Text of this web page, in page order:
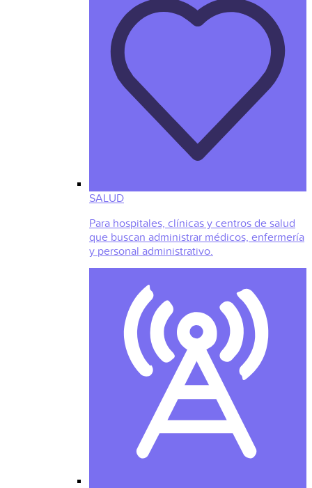
SALUD
Para hospitales, clínicas y centros de salud
que buscan administrar médicos, enfermería
y personal administrativo.